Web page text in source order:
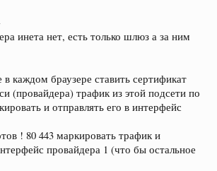
инета нет, есть только шлюз а за ним
каждом браузере ставить сертификат
(провайдера) трафик из этой подсети по
и отправлять его в интерфейс
! 80 443 маркировать трафик и
провайдера 1 (что бы остальное